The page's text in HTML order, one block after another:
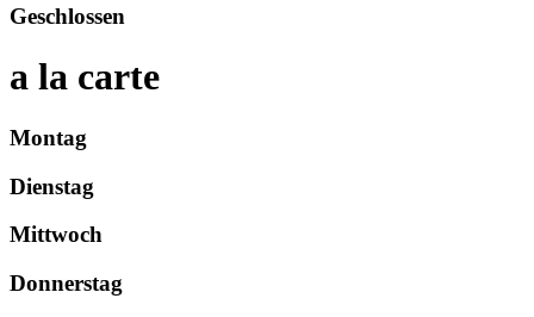
Geschlossen
a la carte
Montag
Dienstag
Mittwoch
Donnerstag